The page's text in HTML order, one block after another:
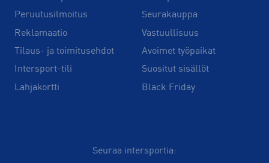
Peruutusilmoitus
Reklamaatio
Tilaus- ja toimitusehdot
Intersport-tili
Lahjakortti
Seurakauppa
Vastuullisuus
Avoimet työpaikat
Suositut sisällöt
Black Friday
Seuraa intersportia: